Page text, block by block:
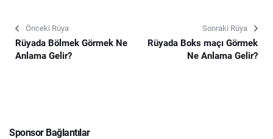
Önceki Rüya
Rüyada Bölmek Görmek Ne
Anlama Gelir?
Sonraki Rüya
Rüyada Boks maçı Görmek
Ne Anlama Gelir?
Sponsor Bağlantılar